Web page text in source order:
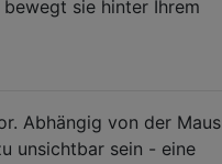
sie hinter Ihrem
Abhängig von der Maus
unsichtbar sein - eine